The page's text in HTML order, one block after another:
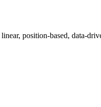
position-based, data-